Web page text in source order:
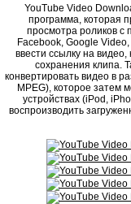
YouTube Video
программа, которая
просмотра роликов с
Facebook, Google
ввести ссылку на видео,
сохранения клипа.
конвертировать видео в
MPEG), которое затем
устройствах (iPod,
воспроизводить